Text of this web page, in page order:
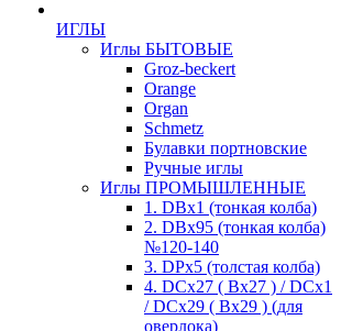
ИГЛЫ
Иглы БЫТОВЫЕ
Groz-beckert
Orange
Organ
Schmetz
Булавки портновские
Ручные иглы
Иглы ПРОМЫШЛЕННЫЕ
1. DBx1 (тонкая колба)
2. DBx95 (тонкая колба)
№120-140
3. DPx5 (толстая колба)
4. DCx27 ( Bx27 ) / DCx1
/ DCx29 ( Bx29 ) (для
оверлока)